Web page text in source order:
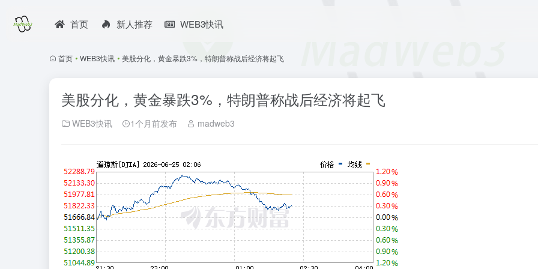
首页 新人推荐 WEB3快讯
首页 • WEB3快讯 • 美股分化，黄金暴跌3%，特朗普称战后经济将起飞
美股分化，黄金暴跌3%，特朗普称战后经济将起飞
WEB3快讯 1个月前发布 madweb3